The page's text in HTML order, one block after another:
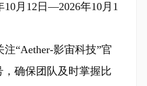
月12日—2026年10月1
“Aether-影宙科技”官
确保团队及时掌握比